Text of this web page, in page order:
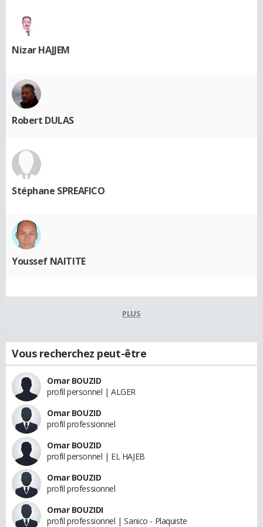
Nizar HAJJEM
Robert DULAS
Stéphane SPREAFICO
Youssef NAITITE
PLUS
Vous recherchez peut-être
Omar BOUZID
profil personnel | ALGER
Omar BOUZID
profil professionnel
Omar BOUZID
profil personnel | EL HAJEB
Omar BOUZID
profil professionnel
Omar BOUZIDI
profil professionnel | Sanico - Plaquiste